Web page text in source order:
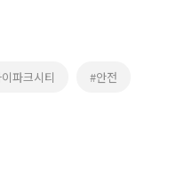
파크시티 #안전